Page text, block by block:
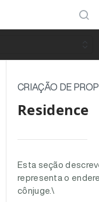
CRIAÇÃO DE
Residence
Esta seção
representa o
cônjuge.\